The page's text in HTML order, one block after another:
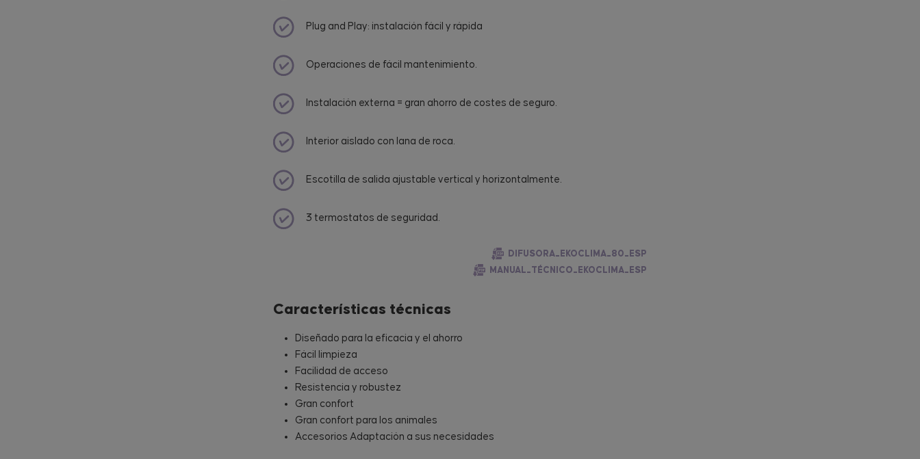
Plug and Play: instalación fácil y rápida
Operaciones de fácil mantenimiento.
Instalación externa = gran ahorro de costes de seguro.
Interior aislado con lana de roca.
Escotilla de salida ajustable vertical y horizontalmente.
3 termostatos de seguridad.
DIFUSORA_EKOCLIMA_80_ESP
MANUAL_TÉCNICO_EKOCLIMA_ESP
Características técnicas
Diseñado para la eficacia y el ahorro
Fácil limpieza
Facilidad de acceso
Resistencia y robustez
Gran confort
Gran confort para los animales
Accesorios Adaptación a sus necesidades